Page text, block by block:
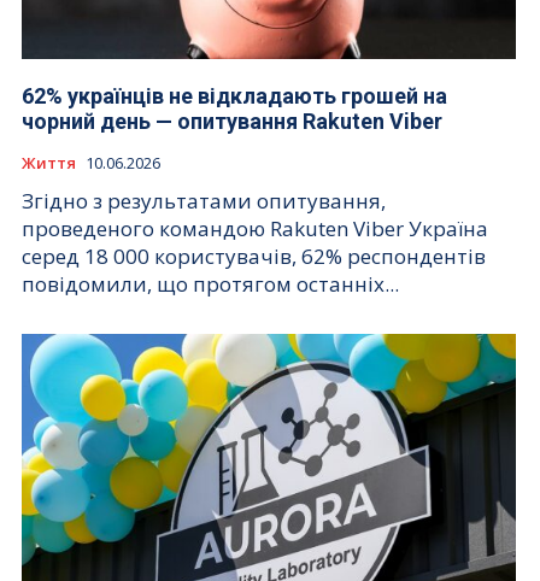
62% українців не відкладають грошей на
чорний день — опитування Rakuten Viber
Життя 10.06.2026
Згідно з результатами опитування,
проведеного командою Rakuten Viber Україна
серед 18 000 користувачів, 62% респондентів
повідомили, що протягом останніх...